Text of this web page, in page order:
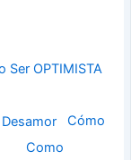
Ser OPTIMISTA
Cómo
Como